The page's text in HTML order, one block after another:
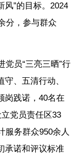
风”的目标。2024
分，参与群众
党员“三亮三晒”行
、五清行动、
岗践诺，40名在
党员责任区33
服务群众950余人
承诺和评议标准